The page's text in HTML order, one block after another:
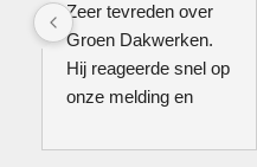
Zeer tevreden over
Groen Dakwerken.
Hij reageerde snel op
onze melding en
collega kijken naar